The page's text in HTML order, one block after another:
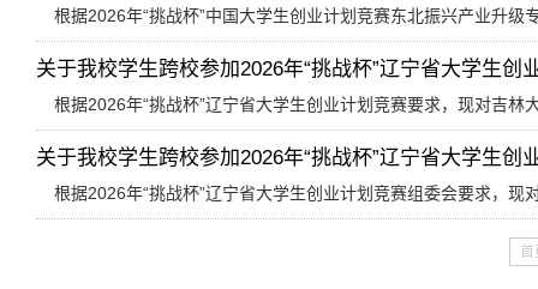
根据2026年“挑战杯”中国大学生创业计划竞赛东北振兴产业升
关于我校学生跨校参加2026年“挑战杯”辽宁省大学生创
根据2026年“挑战杯”辽宁省大学生创业计划竞赛要求，现对吉
关于我校学生跨校参加2026年“挑战杯”辽宁省大学生创
根据2026年“挑战杯”辽宁省大学生创业计划竞赛组委会要求，
首